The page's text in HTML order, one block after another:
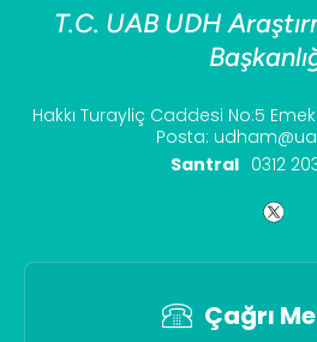
T.C. UAB UDH
Hakkı Turayliç Caddesi No:5
Posta:
Santral 0312
Çağrı